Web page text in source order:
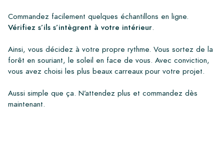
Commandez facilement quelques échantillons en ligne.
Vérifiez s’ils s’intègrent à votre intérieur.
Ainsi, vous décidez à votre propre rythme. Vous sortez de la
forêt en souriant, le soleil en face de vous. Avec conviction,
vous avez choisi les plus beaux carreaux pour votre projet.
Aussi simple que ça. N’attendez plus et commandez dès
maintenant.